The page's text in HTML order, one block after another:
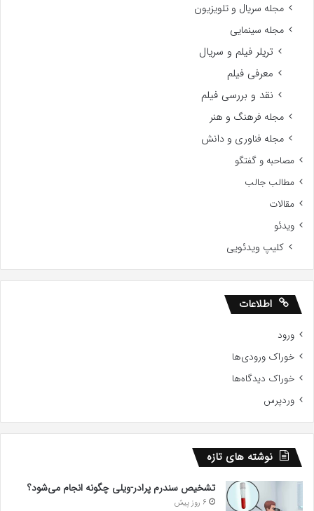
مجله سریال و تلویزیون
مجله سینمایی
تریلر فیلم و سریال
معرفی فیلم
نقد و بررسی فیلم
مجله فرهنگ و هنر
مجله فناوری و دانش
مصاحبه و گفتگو
مطالب جالب
مقالات
ویدئو
کلیپ ویدئویی
اطلاعات
ورود
خوراک ورودی‌ها
خوراک دیدگاه‌ها
وردپرس
نوشته های تازه
تشخیص سندرم پرادر-ویلی چگونه انجام می‌شود؟
6 روز پیش